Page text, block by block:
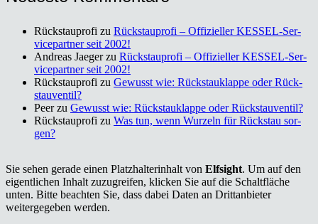
Rückstauprofi zu Rück­stau­pro­fi – Offi­zi­el­ler KES­SEL-Ser­
vice­part­ner seit 2002!
Andreas Jaegerzu Rück­stau­pro­fi – Offi­zi­el­ler KES­SEL-Ser­
vice­part­ner seit 2002!
Rückstauprofi zu Gewusst wie: Rück­stau­klap­pe oder Rück­
stau­ven­til?
Peerzu Gewusst wie: Rück­stau­klap­pe oder Rück­stau­ven­til?
Rückstauprofi zu Was tun, wenn Wur­zeln für Rück­stau sor­
gen?
Sie sehen gerade einen Platzhalterinhalt von Elfsight. Um auf den
eigentlichen Inhalt zuzugreifen, klicken Sie auf die Schaltfläche
unten. Bitte beachten Sie, dass dabei Daten an Drittanbieter
weitergegeben werden.